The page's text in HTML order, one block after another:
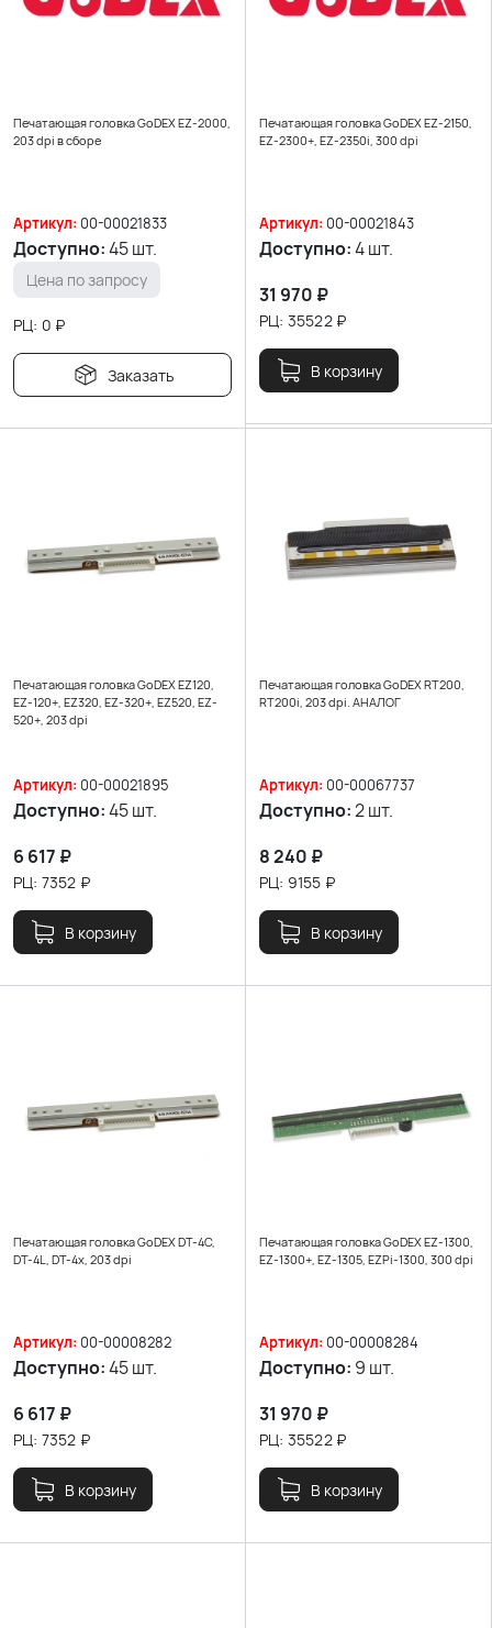
Печатающая головка GoDEX EZ-2000,
203 dpi в сборе
Артикул: 00-00021833
Доступно:45 шт.
Цена по запросу
РЦ: 0 ₽
Заказать
Печатающая головка GoDEX EZ-2150,
EZ-2300+, EZ-2350i, 300 dpi
Артикул: 00-00021843
Доступно:4 шт.
31 970 ₽
РЦ: 35522₽
В корзину
Печатающая головка GoDEX EZ120,
EZ-120+, EZ320, EZ-320+, EZ520, EZ-
520+, 203 dpi
Артикул: 00-00021895
Доступно:45 шт.
6 617 ₽
РЦ: 7352 ₽
В корзину
Печатающая головка GoDEX RT200,
RT200i, 203 dpi. АНАЛОГ
Артикул: 00-00067737
Доступно:2 шт.
8 240 ₽
РЦ: 9155 ₽
В корзину
Печатающая головка GoDEX DT-4C,
DT-4L, DT-4x, 203 dpi
Артикул: 00-00008282
Доступно:45 шт.
6 617 ₽
РЦ: 7352 ₽
В корзину
Печатающая головка GoDEX EZ-1300,
EZ-1300+, EZ-1305, EZPi-1300, 300 dpi
Артикул: 00-00008284
Доступно: 9 шт.
31 970 ₽
РЦ: 35522₽
В корзину